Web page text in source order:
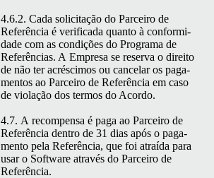
4.6.2. Cada solic­i­tação do Par­ceiro de
Refer­ên­cia é ver­i­fi­ca­da quan­to à con­formi­
dade com as condições do Pro­gra­ma de
Refer­ên­cias. A Empre­sa se reser­va o dire­ito
de não ter acrésci­mos ou can­ce­lar os paga­
men­tos ao Par­ceiro de Refer­ên­cia em caso
de vio­lação dos ter­mos do Acordo.
4.7. A rec­om­pen­sa é paga ao Par­ceiro de
Refer­ên­cia den­tro de 31 dias após o paga­
men­to pela Refer­ên­cia, que foi atraí­da para
usar o Soft­ware através do Par­ceiro de
Referência.